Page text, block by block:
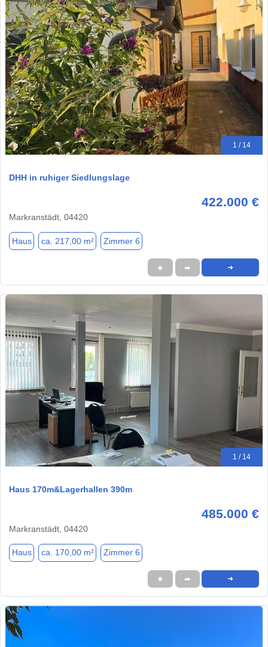
1 / 14
DHH in ruhiger Siedlungslage
422.000 €
Markranstädt, 04420
Haus ca. 217,00 m² Zimmer 6
★ ➦ ➜
1 / 14
Haus 170m&Lagerhallen 390m
485.000 €
Markranstädt, 04420
Haus ca. 170,00 m² Zimmer 6
★ ➦ ➜